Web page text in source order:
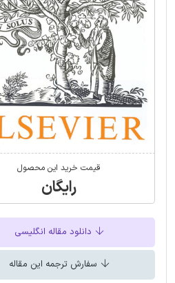
قیمت خرید این محصول
رایگان
دانلود مقاله انگلیسی
سفارش ترجمه این مقاله